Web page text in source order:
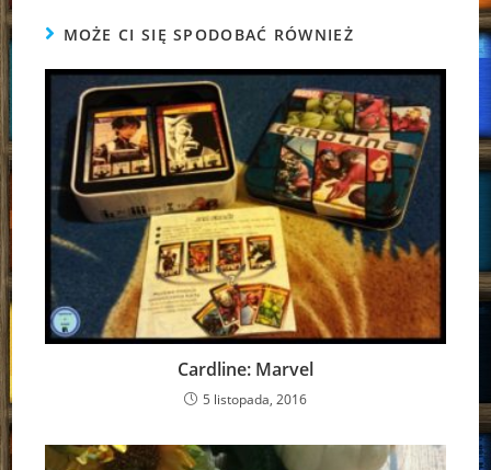
MOŻE CI SIĘ SPODOBAĆ RÓWNIEŻ
Cardline: Marvel
5 listopada, 2016